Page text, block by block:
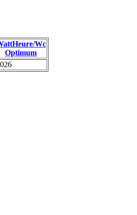
Wc
Optimum